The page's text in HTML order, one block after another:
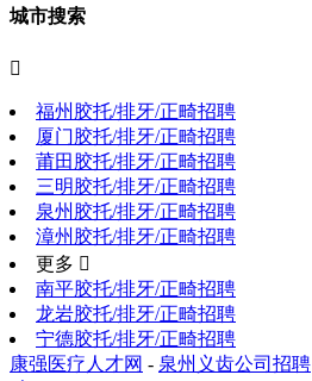
城市搜索

福州胶托/排牙/正畸招聘
厦门胶托/排牙/正畸招聘
莆田胶托/排牙/正畸招聘
三明胶托/排牙/正畸招聘
泉州胶托/排牙/正畸招聘
漳州胶托/排牙/正畸招聘
更多 
南平胶托/排牙/正畸招聘
龙岩胶托/排牙/正畸招聘
宁德胶托/排牙/正畸招聘
康强医疗人才网 - 泉州义齿公司招聘